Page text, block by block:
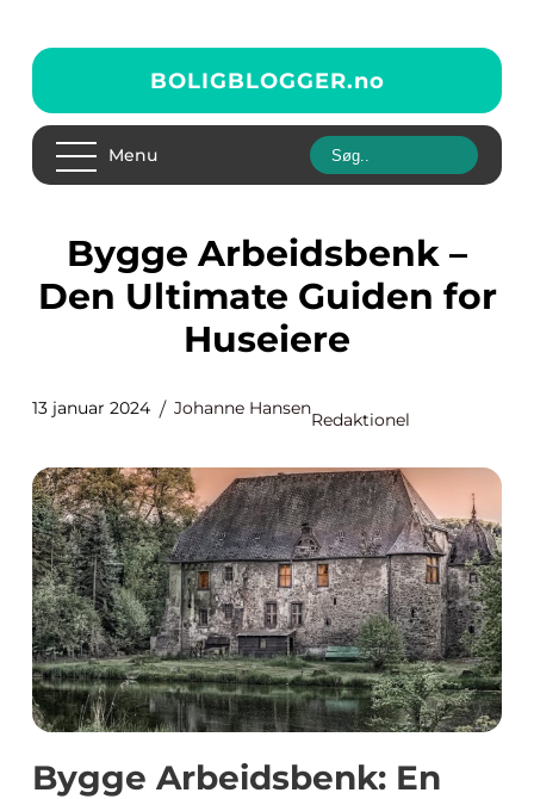
BOLIGBLOGGER.no
Menu
Bygge Arbeidsbenk –
Den Ultimate Guiden for
Huseiere
13 januar 2024 Johanne Hansen
Redaktionel
Bygge Arbeidsbenk: En